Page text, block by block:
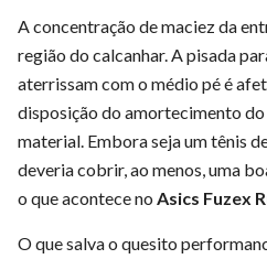
A concentração de maciez da
região do calcanhar. A pisada
aterrissam com o médio pé é
disposição do amortecimento
material. Embora seja um tênis
deveria cobrir, ao menos, uma
o que acontece no Asics Fuzex
O que salva o quesito